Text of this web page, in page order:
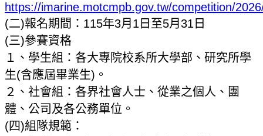
https://imarine.motcmpb.gov.tw/competition/
(二)報名期間：115年3月1日至5月31日
(三)參賽資格
１、學生組：各大專院校系所大學部、研究所學
生(含應屆畢業生)。
２、社會組：各界社會人士、從業之個人、團
體、公司及各公務單位。
(四)組隊規範：